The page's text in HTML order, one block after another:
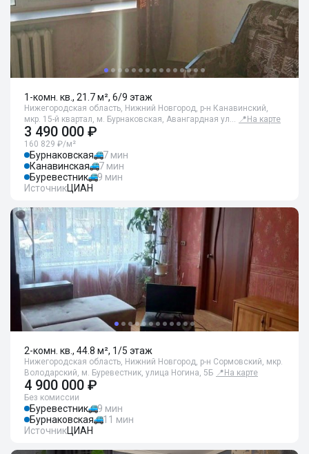
1-комн. кв., 21.7 м², 6/9 этаж
Нижегородская область, Нижний Новгород, р-н Канавинский,
мкр. 15-й квартал, м. Бурнаковская, Авангардная ул… 📍 На карте
3 490 000 ₽
160 829 ₽/м²
Бурнаковская
7 мин
Канавинская
7 мин
Буревестник
9 мин
ИсточникЦИАН
2-комн. кв., 44.8 м², 1/5 этаж
Нижегородская область, Нижний Новгород, р-н Сормовский, мкр.
Володарский, м. Буревестник, улица Ногина, 5Б 📍 На карте
4 900 000 ₽
Без комиссии
Буревестник
9 мин
Бурнаковская
11 мин
ИсточникЦИАН